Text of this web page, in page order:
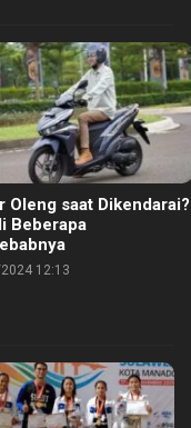
Oleng saat Dikendarai?
Beberapa
12:13